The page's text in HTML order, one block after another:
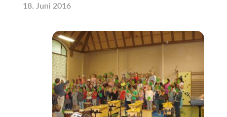
18. Juni 2016